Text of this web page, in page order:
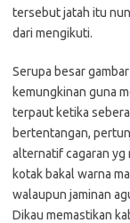
tersebut jatah itu
dari mengikuti.
Serupa besar
kemungkinan guna
terpaut ketika
bertentangan,
alternatif cagaran yg
kotak bakal warna
walaupun jaminan
Dikau memastikan